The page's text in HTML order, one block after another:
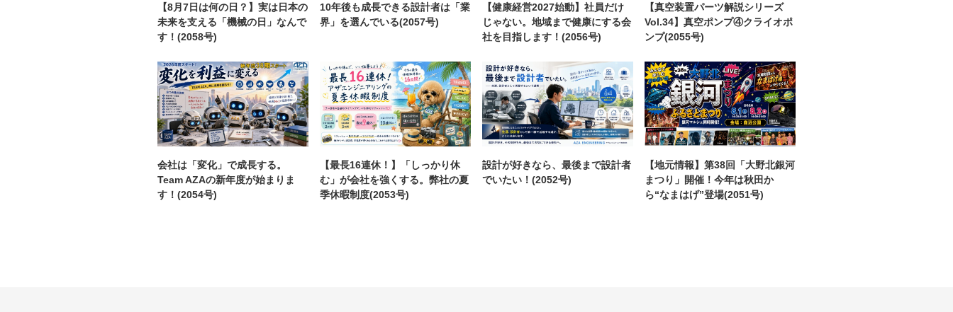
【8月7日は何の日？】実は日本の
未来を支える「機械の日」なんで
す！(2058号)
10年後も成長できる設計者は「業
界」を選んでいる(2057号)
【健康経営2027始動】社員だけ
じゃない。地域まで健康にする会
社を目指します！(2056号)
【真空装置パーツ解説シリーズ
Vol.34】真空ポンプ④クライオポ
ンプ(2055号)
会社は「変化」で成長する。
Team AZAの新年度が始まりま
す！(2054号)
【最長16連休！】「しっかり休
む」が会社を強くする。弊社の夏
季休暇制度(2053号)
設計が好きなら、最後まで設計者
でいたい！(2052号)
【地元情報】第38回「大野北銀河
まつり」開催！今年は秋田か
ら“なまはげ”登場(2051号)